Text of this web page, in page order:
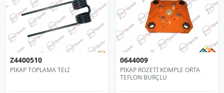
Z4400510
PİKAP TOPLAMA TELİ
0644009
PİKAP ROZETİ KOMPLE ORTA
TEFLON BURÇLU